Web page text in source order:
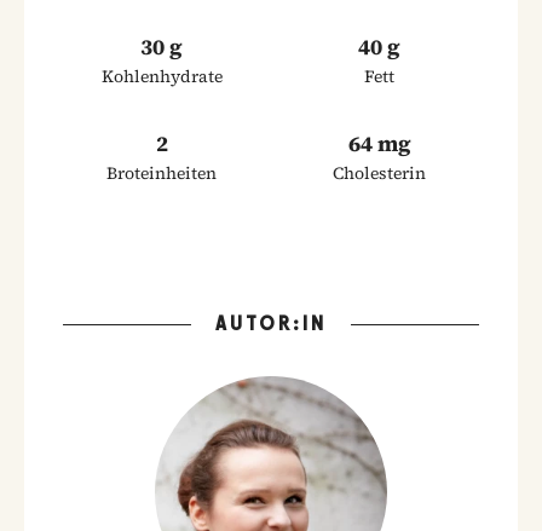
30 g
Kohlenhydrate
40 g
Fett
2
Broteinheiten
64 mg
Cholesterin
AUTOR:IN